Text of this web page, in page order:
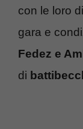
con le loro
gara e
Fedez e
di